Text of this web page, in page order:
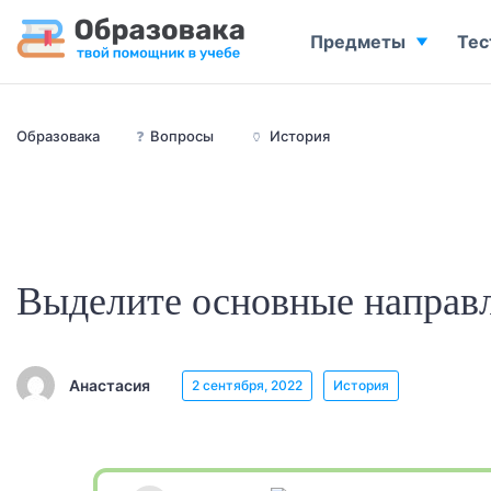
Образовака ❓ Вопросы 🏺 История
Выделите основные
Анастасия 2 сентября, 2022 История
Предметы